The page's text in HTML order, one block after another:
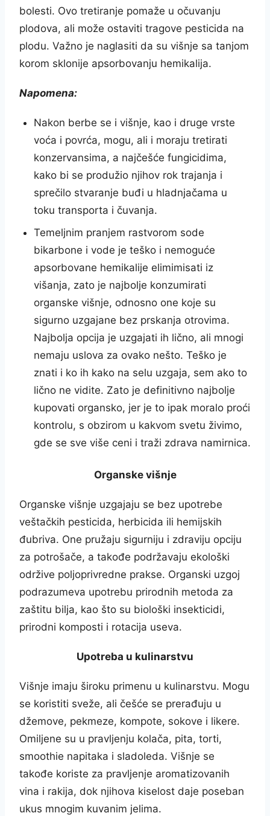
bolesti. Ovo tretiranje pomaže u očuvanju
plodova, ali može ostaviti tragove pesticida na
plodu. Važno je naglasiti da su višnje sa tanjom
korom sklonije apsorbovanju hemikalija.
Napomena:
Nakon berbe se i višnje, kao i druge vrste
voća i povrća, mogu, ali i moraju tretirati
konzervansima, a najčešće fungicidima,
kako bi se produžio njihov rok trajanja i
sprečilo stvaranje buđi u hladnjačama u
toku transporta i čuvanja.
Temeljnim pranjem rastvorom sode
bikarbone i vode je teško i nemoguće
apsorbovane hemikalije elimimisati iz
višanja, zato je najbolje konzumirati
organske višnje, odnosno one koje su
sigurno uzgajane bez prskanja otrovima.
Najbolja opcija je uzgajati ih lično, ali mnogi
nemaju uslova za ovako nešto. Teško je
znati i ko ih kako na selu uzgaja, sem ako to
lično ne vidite. Zato je definitivno najbolje
kupovati organsko, jer je to ipak moralo proći
kontrolu, s obzirom u kakvom svetu živimo,
gde se sve više ceni i traži zdrava namirnica.
Organske višnje
Organske višnje uzgajaju se bez upotrebe
veštačkih pesticida, herbicida ili hemijskih
đubriva. One pružaju sigurniju i zdraviju opciju
za potrošače, a takođe podržavaju ekološki
održive poljoprivredne prakse. Organski uzgoj
podrazumeva upotrebu prirodnih metoda za
zaštitu bilja, kao što su biološki insekticidi,
prirodni komposti i rotacija useva.
Upotreba u kulinarstvu
Višnje imaju široku primenu u kulinarstvu. Mogu
se koristiti sveže, ali češće se prerađuju u
džemove, pekmeze, kompote, sokove i likere.
Omiljene su u pravljenju kolača, pita, torti,
smoothie napitaka i sladoleda. Višnje se
takođe koriste za pravljenje aromatizovanih
vina i rakija, dok njihova kiselost daje poseban
ukus mnogim kuvanim jelima.